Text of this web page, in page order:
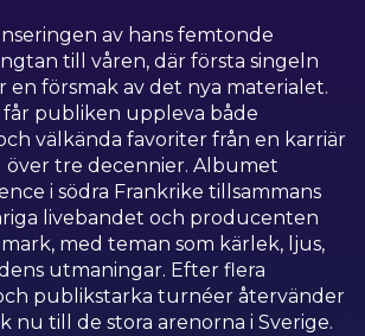
av hans femtonde
till våren, där första singeln
en försmak av det nya materialet.
får publiken uppleva både
välkända favoriter från en karriär
över tre decennier. Albumet
i södra Frankrike tillsammans
livebandet och producenten
med teman som kärlek, ljus,
utmaningar. Efter flera
publikstarka turnéer återvänder
nu till de stora arenorna i Sverige.